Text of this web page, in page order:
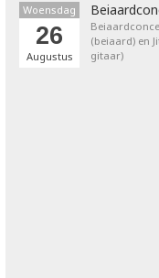
Woensdag
26
Augustus
(beiaard) en
gitaar)